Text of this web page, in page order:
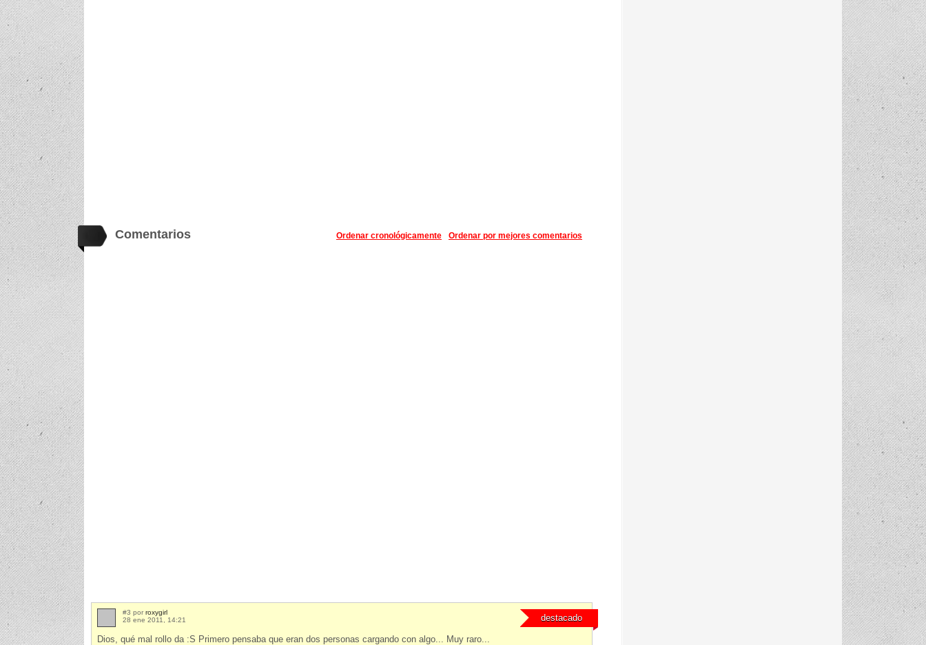
Comentarios Ordenar por mejores comentarios
Ordenar cronológicamente
destacado
#3 por roxygirl
28 ene 2011, 14:21
Dios, qué mal rollo da :S Primero pensaba que eran dos personas cargando con algo... Muy raro...